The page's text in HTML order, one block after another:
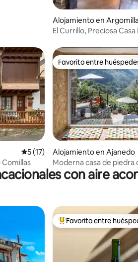
Alojamiento en
El Currillo, Preciosa Casa
Calificación promedio: 5 de 5, 17
5 (17)
Favorito entre
Favorito entre
Alojamiento en Ajanedo
Moderna casa de piedra
panorámicas y wifi
con aire
Favorito entre
Favorito entre